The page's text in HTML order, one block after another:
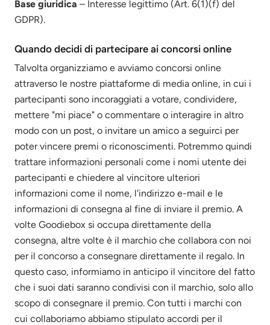
Base giuridica – Interesse legittimo (Art. 6(1)(f) del
GDPR).
Quando decidi di partecipare ai concorsi online
Talvolta organizziamo e avviamo concorsi online
attraverso le nostre piattaforme di media online, in cui i
partecipanti sono incoraggiati a votare, condividere,
mettere "mi piace" o commentare o interagire in altro
modo con un post, o invitare un amico a seguirci per
poter vincere premi o riconoscimenti. Potremmo quindi
trattare informazioni personali come i nomi utente dei
partecipanti e chiedere al vincitore ulteriori
informazioni come il nome, l'indirizzo e-mail e le
informazioni di consegna al fine di inviare il premio. A
volte Goodiebox si occupa direttamente della
consegna, altre volte è il marchio che collabora con noi
per il concorso a consegnare direttamente il regalo. In
questo caso, informiamo in anticipo il vincitore del fatto
che i suoi dati saranno condivisi con il marchio, solo allo
scopo di consegnare il premio. Con tutti i marchi con
cui collaboriamo abbiamo stipulato accordi per il